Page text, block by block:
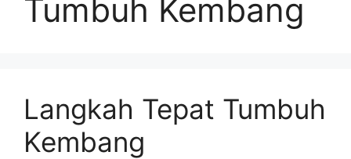
Tumbuh Kembang
Langkah Tepat Tumbuh
Kembang